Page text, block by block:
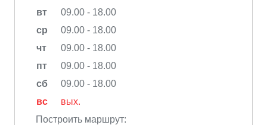
вт
09.00 - 18.00
ср
09.00 - 18.00
чт
09.00 - 18.00
пт
09.00 - 18.00
сб
09.00 - 18.00
вс
вых.
Построить маршрут: